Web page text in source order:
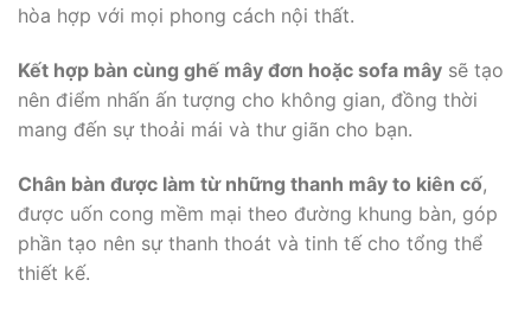
hòa hợp với mọi phong cách nội thất.
Kết hợp bàn cùng ghế mây đơn hoặc sofa mây sẽ tạo
nên điểm nhấn ấn tượng cho không gian, đồng thời
mang đến sự thoải mái và thư giãn cho bạn.
Chân bàn được làm từ những thanh mây to kiên cố,
được uốn cong mềm mại theo đường khung bàn, góp
phần tạo nên sự thanh thoát và tinh tế cho tổng thể
thiết kế.